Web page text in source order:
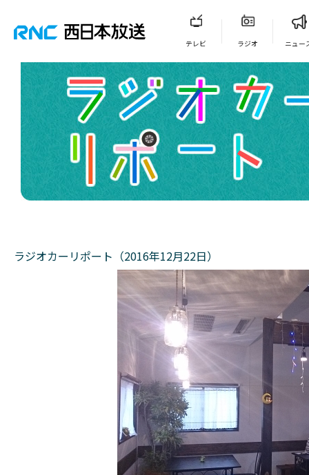
テレビ ラジオ ニュー
ラジオカーリポート（2016年12月22日）